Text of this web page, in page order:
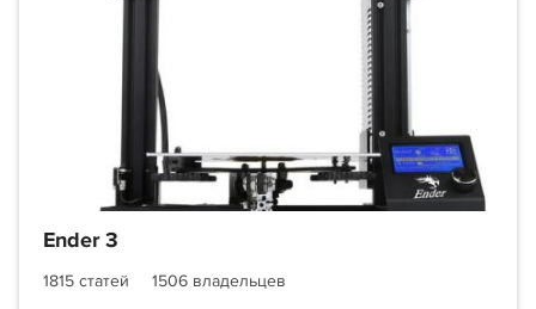
Ender 3
1815 статей
1506 владельцев